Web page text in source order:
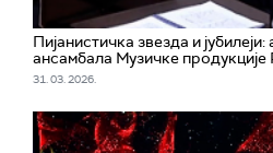
Пијанистичка звезда и
ансамбала Музичке продукције
31. 03. 2026.